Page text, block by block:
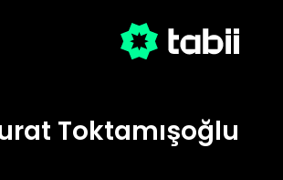
Toktamışoğlu